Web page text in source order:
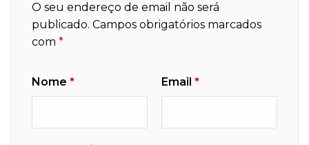
O seu endereço de email não será
publicado. Campos obrigatórios marcados
com *
Nome * Email *